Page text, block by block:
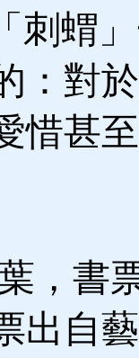
刺蝟
：對
惜甚
，書
出自